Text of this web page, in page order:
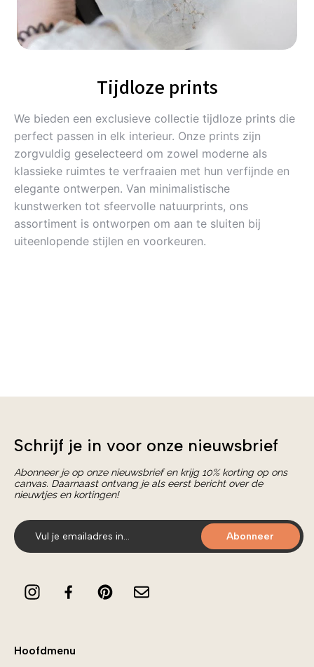
Tijdloze prints
We bieden een exclusieve collectie tijdloze prints die
perfect passen in elk interieur. Onze prints zijn
zorgvuldig geselecteerd om zowel moderne als
klassieke ruimtes te verfraaien met hun verfijnde en
elegante ontwerpen. Van minimalistische
kunstwerken tot sfeervolle natuurprints, ons
assortiment is ontworpen om aan te sluiten bij
uiteenlopende stijlen en voorkeuren.
Schrijf je in voor onze nieuwsbrief
Abonneer je op onze nieuwsbrief en krijg 10% korting op ons
canvas. Daarnaast ontvang je als eerst bericht over de
nieuwtjes en kortingen!
Abonneer
Hoofdmenu